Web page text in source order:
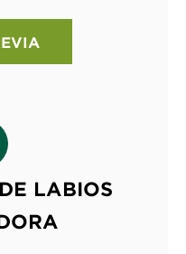
LABIOS